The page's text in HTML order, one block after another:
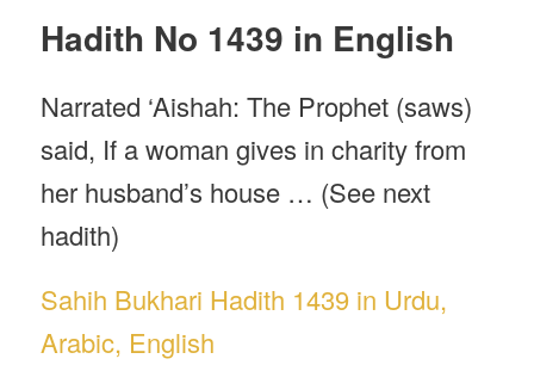
Hadith No 1439 in English
Narrated ‘Aishah: The Prophet (saws)
said, If a woman gives in charity from
her husband’s house … (See next
hadith)
Sahih Bukhari Hadith 1439 in Urdu,
Arabic, English